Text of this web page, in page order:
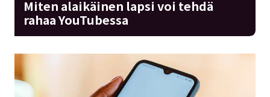
Miten alaikäinen lapsi voi tehdä
rahaa YouTubessa